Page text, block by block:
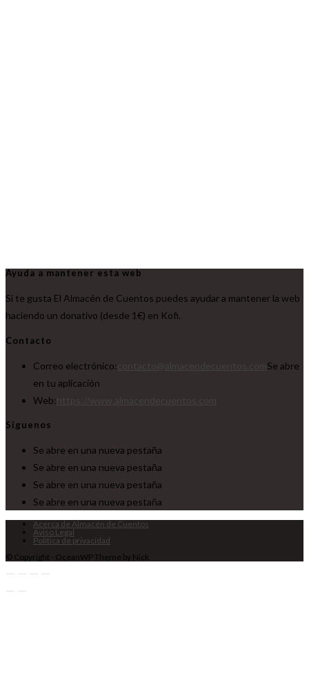
Ayuda a mantener esta web
Si te gusta El Almacén de Cuentos puedes ayudar a mantener la web
haciendo un donativo (desde 1€) en Kofi.
Contacto
Correo electrónico:
Se abre
en tu aplicación
Web:
Síguenos
Se abre en una nueva pestaña
Se abre en una nueva pestaña
Se abre en una nueva pestaña
Se abre en una nueva pestaña
Acerca de Almacén de Cuentos
Aviso Legal
Política de privacidad
© Copyright - OceanWP Theme by Nick